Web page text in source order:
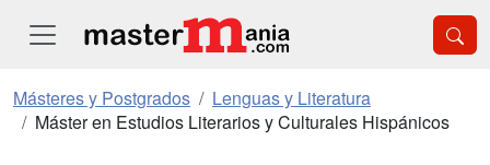
Másteres y Postgrados
Lenguas y Literatura
Máster en Estudios Literarios y Culturales Hispánicos